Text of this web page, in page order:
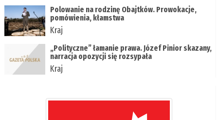
Polowanie na rodzinę Obajtków. Prowokacje,
pomówienia, kłamstwa
Kraj
„Polityczne” łamanie prawa. Józef Pinior skazany,
narracja opozycji się rozsypała
Kraj